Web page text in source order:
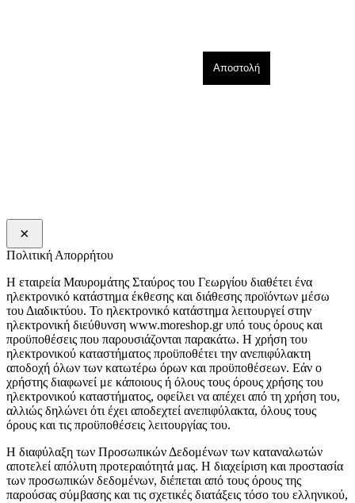
×
Πολιτική Απορρήτου
Η εταιρεία Μαυρομάτης Σταύρος του Γεωργίου διαθέτει ένα
ηλεκτρονικό κατάστημα έκθεσης και διάθεσης προϊόντων μέσω
του Διαδικτύου. Το ηλεκτρονικό κατάστημα λειτουργεί στην
ηλεκτρονική διεύθυνση www.moreshop.gr υπό τους όρους και
προϋποθέσεις που παρουσιάζονται παρακάτω. Η χρήση του
ηλεκτρονικού καταστήματος προϋποθέτει την ανεπιφύλακτη
αποδοχή όλων των κατωτέρω όρων και προϋποθέσεων. Εάν ο
χρήστης διαφωνεί με κάποιους ή όλους τους όρους χρήσης του
ηλεκτρονικού καταστήματος, οφείλει να απέχει από τη χρήση του,
αλλιώς δηλώνει ότι έχει αποδεχτεί ανεπιφύλακτα, όλους τους
όρους και τις προϋποθέσεις λειτουργίας του.
Η διαφύλαξη των Προσωπικών Δεδομένων των καταναλωτών
αποτελεί απόλυτη προτεραιότητά μας. Η διαχείριση και προστασία
των προσωπικών δεδομένων, διέπεται από τους όρους της
παρούσας σύμβασης και τις σχετικές διατάξεις τόσο του ελληνικού,